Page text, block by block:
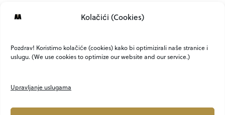
Kolačići (Cookies)
Pozdrav! Koristimo kolačiće (cookies) kako bi optimizirali naše stranice i
uslugu. (We use cookies to optimize our website and our service.)
Upravljanje uslugama
Životinja koju prvu